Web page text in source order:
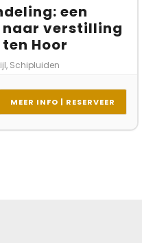
een
naar verstilling
Hoor
Schipluiden
MEER INFO | RESERVEER